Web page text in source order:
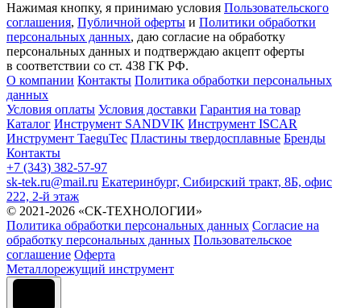
Нажимая кнопку, я принимаю условия Пользовательского
соглашения, Публичной оферты и Политики обработки
персональных данных, даю согласие на обработку
персональных данных и подтверждаю акцепт оферты
в соответствии со ст. 438 ГК РФ.
О компании Контакты Политика обработки персональных
данных
Условия оплаты Условия доставки Гарантия на товар
Каталог Инструмент SANDVIK Инструмент ISCAR
Инструмент TaeguTec Пластины твердосплавные Бренды
Контакты
+7 (343) 382-57-97
sk-tek.ru@mail.ru Екатеринбург, Сибирский тракт, 8Б, офис
222, 2-й этаж
© 2021-2026 «СК-ТЕХНОЛОГИИ»
Политика обработки персональных данных Согласие на
обработку персональных данных Пользовательское
соглашение Оферта
Металлорежущий инструмент